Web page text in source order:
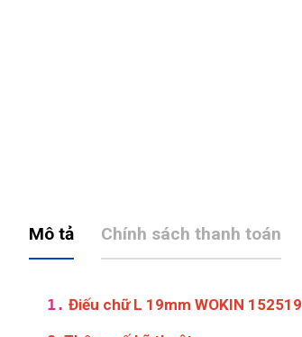
Mô tả Chính sách thanh toán
1. Điếu chữ L 19mm WOKIN 152519